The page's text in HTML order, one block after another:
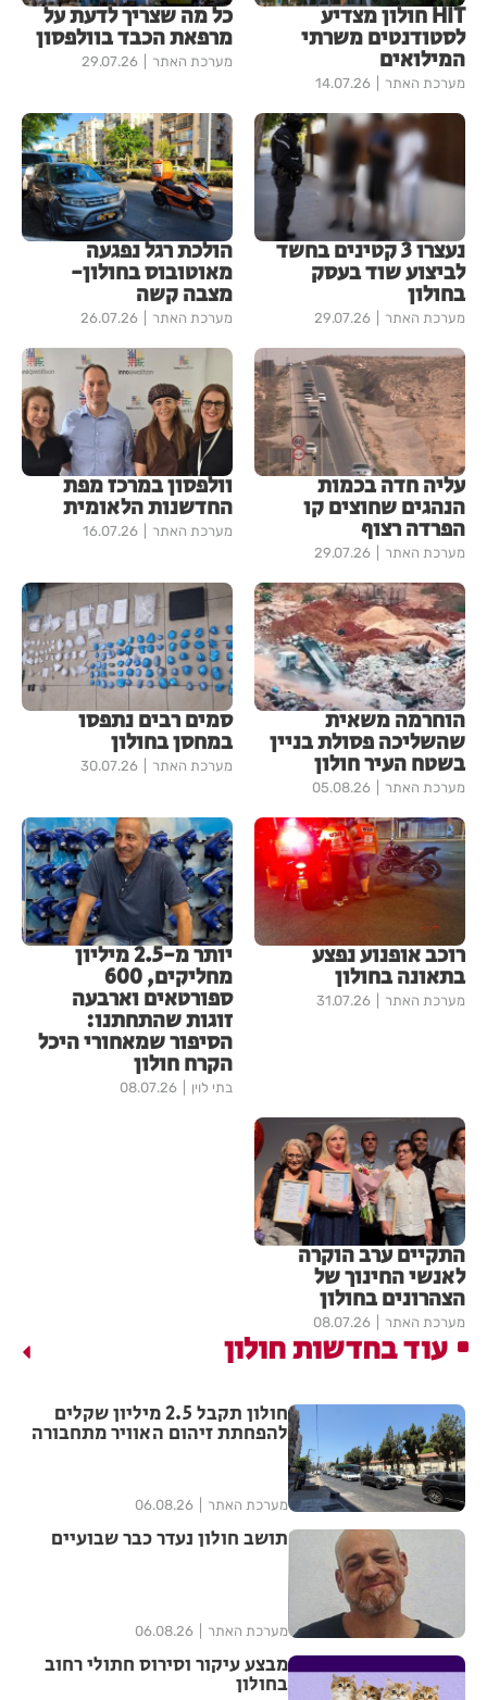
HIT חולון מצדיע
לסטודנטים משרתי
המילואים
מערכת האתר 14.07.26
כל מה שצריך לדעת על
מרפאת הכבד בוולפסון
מערכת האתר 29.07.26
נעצרו 3 קטינים בחשד
לביצוע שוד בעסק
בחולון
מערכת האתר 29.07.26
הולכת רגל נפגעה
מאוטובוס בחולון-
מצבה קשה
מערכת האתר 26.07.26
עליה חדה בכמות
הנהגים שחוצים קו
הפרדה רצוף
מערכת האתר 29.07.26
וולפסון במרכז מפת
החדשנות הלאומית
מערכת האתר 16.07.26
הוחרמה משאית
שהשליכה פסולת בניין
בשטח העיר חולון
מערכת האתר 05.08.26
סמים רבים נתפסו
במחסן בחולון
מערכת האתר 30.07.26
רוכב אופנוע נפצע
בתאונה בחולון
מערכת האתר 31.07.26
יותר מ-2.5 מיליון
מחליקים, 600
ספורטאים וארבעה
זוגות שהתחתנו:
הסיפור שמאחורי היכל
הקרח חולון
בתי לוין 08.07.26
התקיים ערב הוקרה
לאנשי החינוך של
הצהרונים בחולון
מערכת האתר 08.07.26
עוד בחדשות חולון
חולון תקבל 2.5 מיליון שקלים
להפחתת זיהום האוויר מתחבורה
מערכת האתר 06.08.26
תושב חולון נעדר כבר שבועיים
מערכת האתר 06.08.26
מבצע עיקור וסירוס חתולי רחוב
בחולון